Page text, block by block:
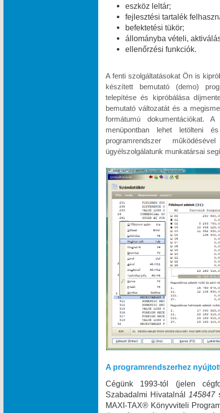
eszköz leltár;
fejlesztési tartalék
befektetési tükör;
állományba vételi,
ellenőrzési funkciók.
A fenti szolgáltatásokat Ön is
készített bemutató (demo)
telepítése és kipróbálása
bemutató változatát és a
formátumú dokumentációkat.
menüpontban lehet letölteni
programrendszer
ügyélszolgálatunk munkatársai
A programrendszerhez
Cégünk 1993-tól (jelen
Szabadalmi Hivatalnál 145847
MAXI‑TAX® Könyvviteli